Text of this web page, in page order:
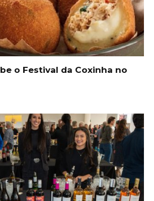
o Festival da Coxinha no